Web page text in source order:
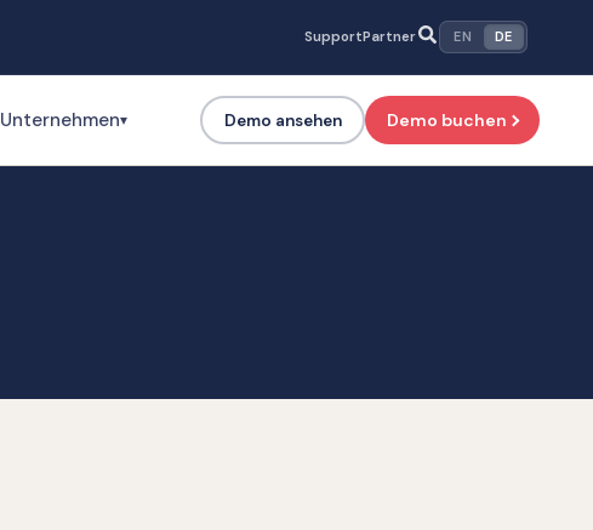
SupportPartner EN DE
Unternehmen▾ Demo ansehen Demo buchen